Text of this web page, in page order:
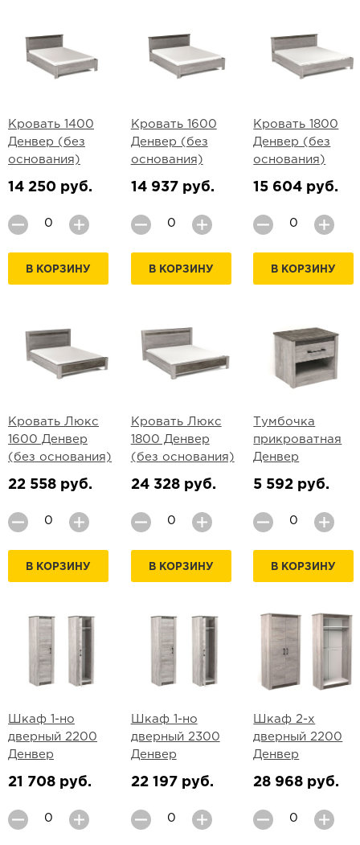
Кровать 1400
Денвер (без
основания)
14 250 руб.
В КОРЗИНУ
Кровать 1600
Денвер (без
основания)
14 937 руб.
В КОРЗИНУ
Кровать 1800
Денвер (без
основания)
15 604 руб.
В КОРЗИНУ
Кровать Люкс
1600 Денвер
(без основания)
22 558 руб.
В КОРЗИНУ
Кровать Люкс
1800 Денвер
(без основания)
24 328 руб.
В КОРЗИНУ
Тумбочка
прикроватная
Денвер
5 592 руб.
В КОРЗИНУ
Шкаф 1-но
дверный 2200
Денвер
21 708 руб.
Шкаф 1-но
дверный 2300
Денвер
22 197 руб.
Шкаф 2-х
дверный 2200
Денвер
28 968 руб.